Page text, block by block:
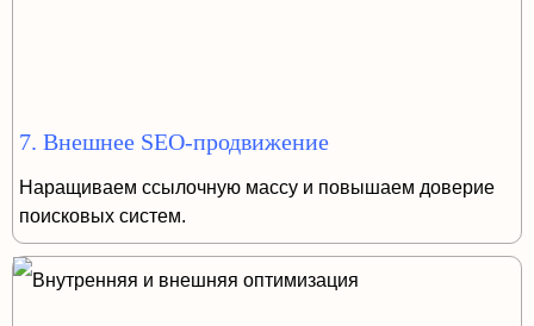
7. Внешнее SEO-продвижение
Наращиваем ссылочную массу и повышаем доверие
поисковых систем.